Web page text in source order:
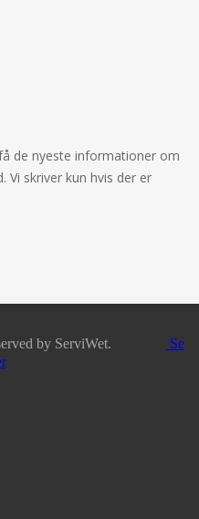
de nyeste informationer om
Vi skriver kun hvis der er
by ServiWet.
Se